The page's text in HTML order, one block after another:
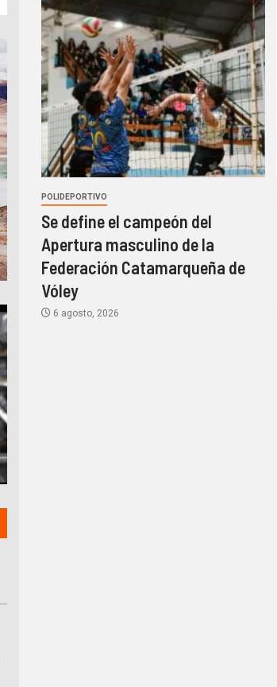
POLIDEPORTIVO
Se define el campeón del
Apertura masculino de la
Federación Catamarqueña de
Vóley
6 agosto, 2026